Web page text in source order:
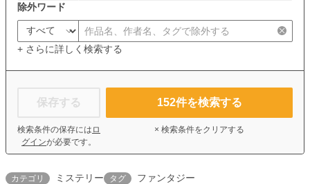
除外ワード
+ さらに詳しく検索する
保存する
検索条件の保存には ロ
グインが必要です。
152件を検索する
× 検索条件をクリアする
カテゴリ ミステリー タグ ファンタジー